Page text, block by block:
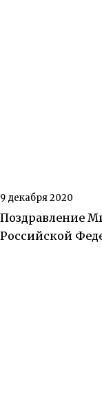
9 декабря 2020
Поздравление
Российской